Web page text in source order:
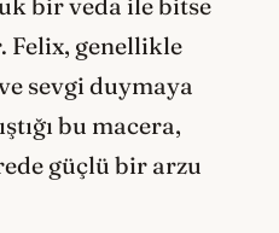
bir veda ile bitse
Felix, genellikle
sevgi duymaya
bu macera,
güçlü bir arzu